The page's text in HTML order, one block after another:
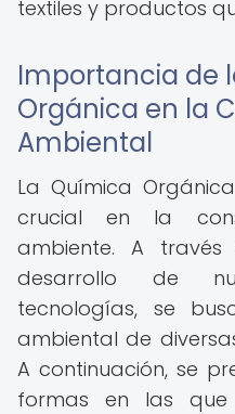
textiles y productos
Importancia de
Orgánica en la
Ambiental
La Química
crucial en la
ambiente. A
desarrollo de
tecnologías, se
ambiental de
A continuación, se
formas en las que